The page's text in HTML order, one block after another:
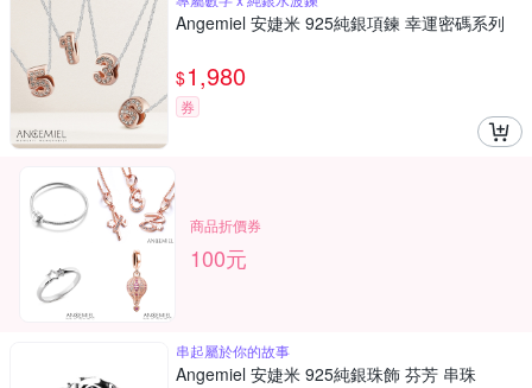
Angemiel 安婕米 925純銀項鍊 幸運密碼系列
$1,980
券
商品折價券
100元
串起屬於你的故事
Angemiel 安婕米 925純銀珠飾 芬芳 串珠